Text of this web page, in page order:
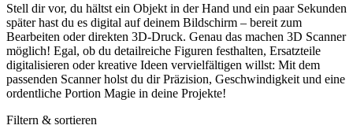
Stell dir vor, du hältst ein Objekt in der Hand und ein paar Sekunden
später hast du es digital auf deinem Bildschirm – bereit zum
Bearbeiten oder direkten 3D-Druck. Genau das machen 3D Scanner
möglich! Egal, ob du detailreiche Figuren festhalten, Ersatzteile
digitalisieren oder kreative Ideen vervielfältigen willst: Mit dem
passenden Scanner holst du dir Präzision, Geschwindigkeit und eine
ordentliche Portion Magie in deine Projekte!
Filtern & sortieren